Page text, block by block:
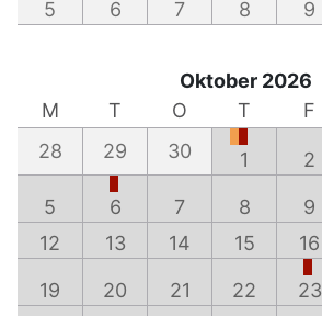
5
6 7 8 9
Oktober 2026
M
T O T F
28
29 30 1 2
5 6 7 8 9
12
13 14 15 16
19 20 21 22 23